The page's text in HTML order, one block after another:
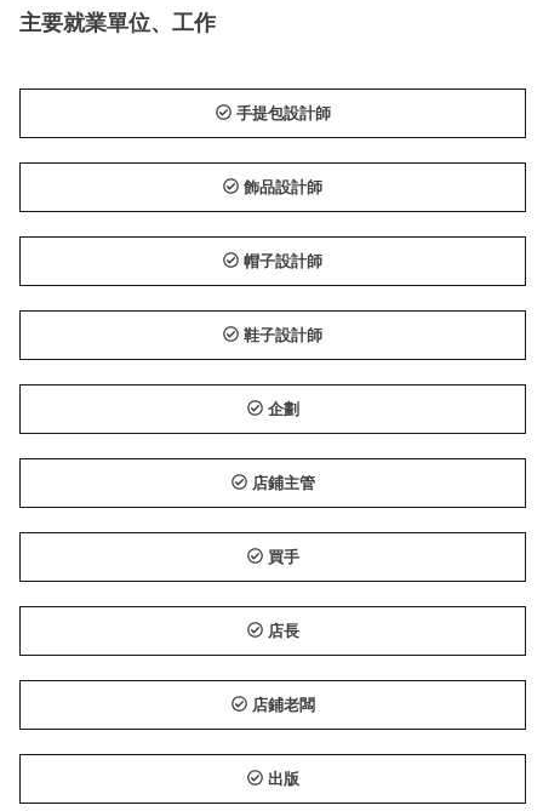
主要就業單位、工作
手提包設計師
飾品設計師
帽子設計師
鞋子設計師
企劃
店鋪主管
買手
店長
店鋪老闆
出版